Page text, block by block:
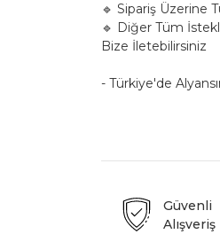
🔹 Sipariş Üzerine
🔹 Diğer Tüm
Bize İletebilirsiniz
- Türkiye'de
Güvenli
Alışveriş